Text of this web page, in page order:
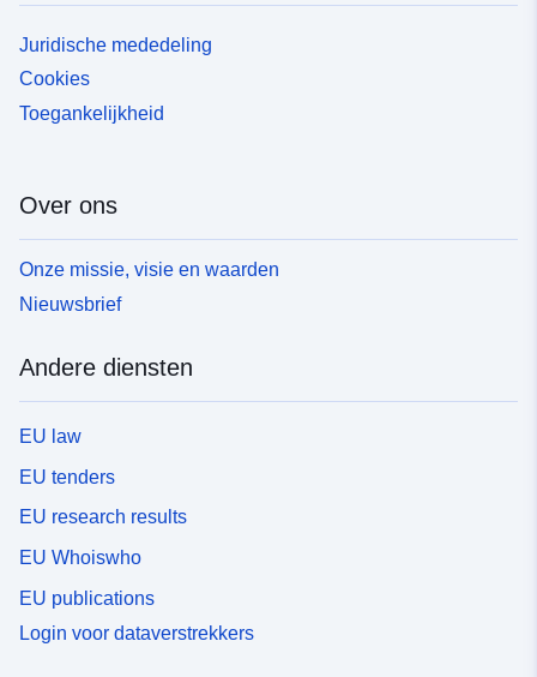
Juridische mededeling
Cookies
Toegankelijkheid
Over ons
Onze missie, visie en waarden
Nieuwsbrief
Andere diensten
EU law
EU tenders
EU research results
EU Whoiswho
EU publications
Login voor dataverstrekkers